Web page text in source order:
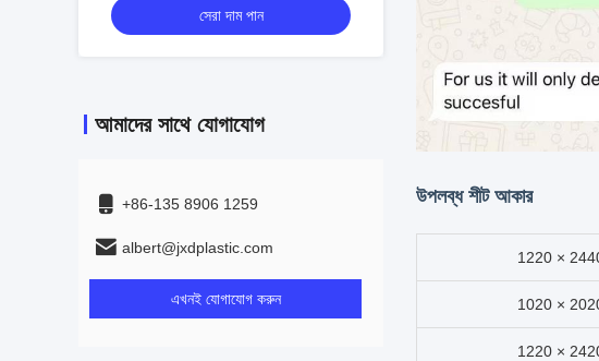
সেরা দাম পান
আমাদের সাথে যোগাযোগ
+86-135 8906 1259
albert@jxdplastic.com
এখনই যোগাযোগ করুন
উপলব্ধ শীট আকার
1220 × 2440
1020 × 2020
1220 × 2420